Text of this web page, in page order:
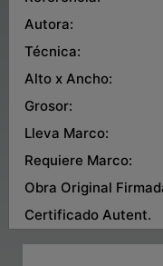
Autora:
Técnica:
Alto x Ancho:
Grosor:
Lleva Marco:
Requiere Marco:
Obra Original
Certificado Autent.